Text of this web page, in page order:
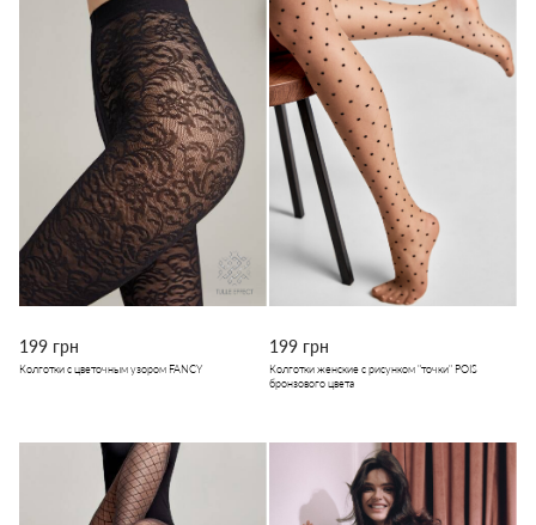
199 грн
Колготки с цветочным узором FANCY
199 грн
Колготки женские с рисунком "точки" POIS
бронзового цвета